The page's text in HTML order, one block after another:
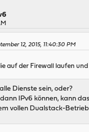
12, 2015, 11:40:30 PM
auf der Firewall laufen
Dienste sein, oder?
IPv6 können, kann
vollen Dualstack-